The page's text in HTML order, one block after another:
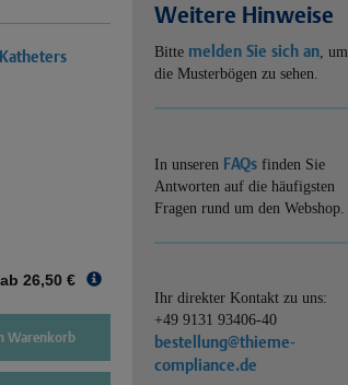
26,50 €
Warenkorb
Weitere Hinweise
Bitte melden Sie sich an, um
die Musterbögen zu sehen.
In unseren FAQs finden Sie
Antworten auf die häufigsten
Fragen rund um den Webshop.
Ihr direkter Kontakt zu uns:
+49 9131 93406-40
bestellung@thieme-
compliance.de